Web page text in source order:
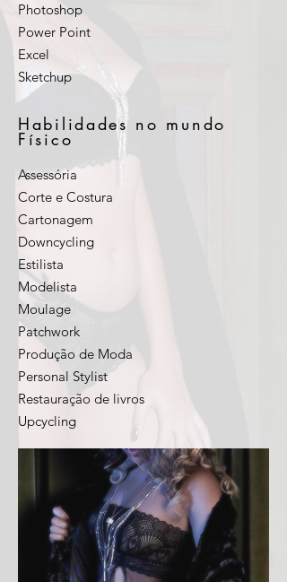
Photoshop
Power Point
Excel
Sketchup
Habilidades no mundo
Físico
Assessória
Corte e Costura
Cartonagem
Downcycling
Estilista
Modelista
Moulage
Patchwork
Produção de Moda
Personal Stylist
Restauração de livros
Upcycling